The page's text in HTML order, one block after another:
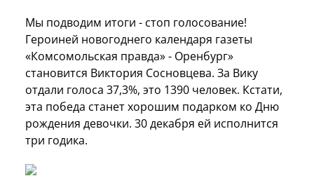
Мы подводим итоги - стоп голосование!
Героиней новогоднего календаря газеты
«Комсомольская правда» - Оренбург»
становится Виктория Сосновцева. За Вику
отдали голоса 37,3%, это 1390 человек. Кстати,
эта победа станет хорошим подарком ко Дню
рождения девочки. 30 декабря ей исполнится
три годика.